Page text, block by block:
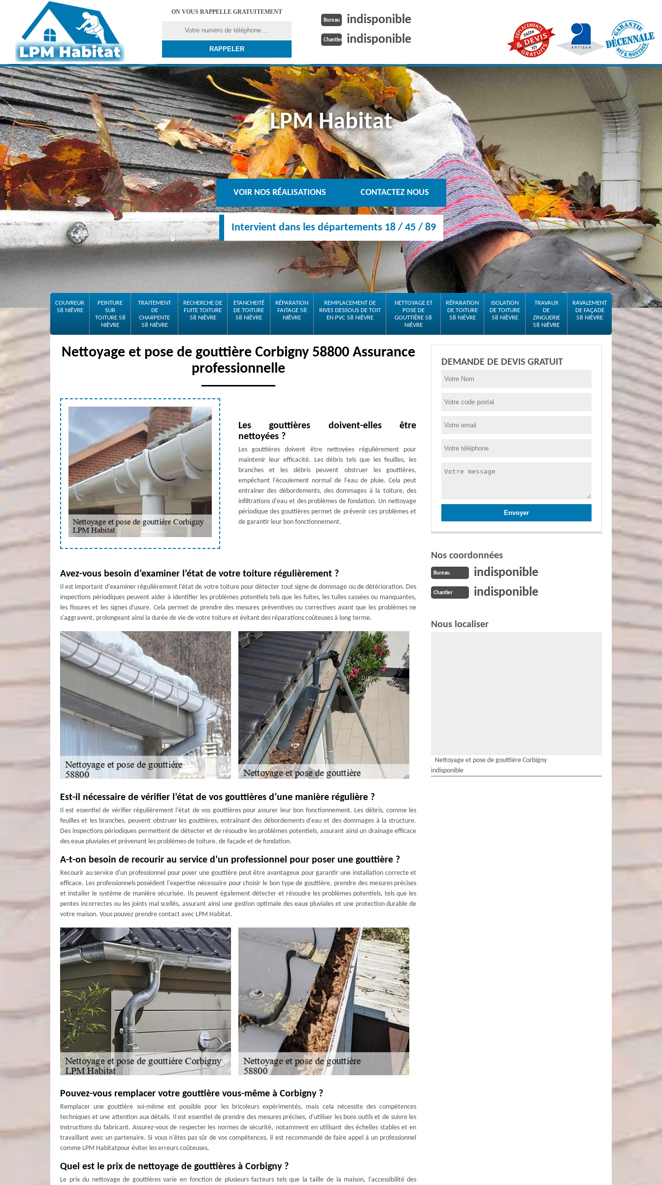
ON VOUS RAPPELLE GRATUITEMENT
Bureau indisponible
Chantier indisponible
LPM Habitat
VOIR NOS RÉALISATIONS CONTACTEZ NOUS
Intervient dans les départements 18 / 45 / 89
COUVREUR
58 NIÈVRE
PEINTURE
SUR
TOITURE 58
NIÈVRE
TRAITEMENT
DE
CHARPENTE
58 NIÈVRE
RECHERCHE DE
FUITE TOITURE
58 NIÈVRE
ETANCHEITÉ
DE TOITURE
58 NIÈVRE
RÉPARATION
FAITAGE 58
NIÈVRE
REMPLACEMENT DE
RIVES DESSOUS DE TOIT
EN PVC 58 NIÈVRE
NETTOYAGE ET
POSE DE
GOUTTIÈRE 58
NIÈVRE
RÉPARATION
DE TOITURE
58 NIÈVRE
ISOLATION
DE TOITURE
58 NIÈVRE
TRAVAUX
DE
ZINGUERIE
58 NIÈVRE
RAVALEMENT
DE FAÇADE
58 NIÈVRE
Nettoyage et pose de gouttière Corbigny 58800 Assurance
professionnelle
Les gouttières doivent-elles être
nettoyées ?
Les gouttières doivent être nettoyées régulièrement pour
maintenir leur efficacité. Les débris tels que les feuilles, les
branches et les débris peuvent obstruer les gouttières,
empêchant l'écoulement normal de l'eau de pluie. Cela peut
entraîner des débordements, des dommages à la toiture, des
infiltrations d'eau et des problèmes de fondation. Un nettoyage
périodique des gouttières permet de prévenir ces problèmes et
de garantir leur bon fonctionnement.
Avez-vous besoin d’examiner l’état de votre toiture régulièrement ?
Il est important d'examiner régulièrement l'état de votre toiture pour détecter tout signe de dommage ou de détérioration. Des
inspections périodiques peuvent aider à identifier les problèmes potentiels tels que les fuites, les tuiles cassées ou manquantes,
les fissures et les signes d'usure. Cela permet de prendre des mesures préventives ou correctives avant que les problèmes ne
s'aggravent, prolongeant ainsi la durée de vie de votre toiture et évitant des réparations coûteuses à long terme.
Est-il nécessaire de vérifier l’état de vos gouttières d’une manière régulière ?
Il est essentiel de vérifier régulièrement l'état de vos gouttières pour assurer leur bon fonctionnement. Les débris, comme les
feuilles et les branches, peuvent obstruer les gouttières, entraînant des débordements d'eau et des dommages à la structure.
Des inspections périodiques permettent de détecter et de résoudre les problèmes potentiels, assurant ainsi un drainage efficace
des eaux pluviales et prévenant les problèmes de toiture, de façade et de fondation.
A-t-on besoin de recourir au service d’un professionnel pour poser une gouttière ?
Recourir au service d'un professionnel pour poser une gouttière peut être avantageux pour garantir une installation correcte et
efficace. Les professionnels possèdent l'expertise nécessaire pour choisir le bon type de gouttière, prendre des mesures précises
et installer le système de manière sécurisée. Ils peuvent également détecter et résoudre les problèmes potentiels, tels que les
pentes incorrectes ou les joints mal scellés, assurant ainsi une gestion optimale des eaux pluviales et une protection durable de
votre maison. Vous pouvez prendre contact avec LPM Habitat.
Pouvez-vous remplacer votre gouttière vous-même à Corbigny ?
Remplacer une gouttière soi-même est possible pour les bricoleurs expérimentés, mais cela nécessite des compétences
techniques et une attention aux détails. Il est essentiel de prendre des mesures précises, d'utiliser les bons outils et de suivre les
instructions du fabricant. Assurez-vous de respecter les normes de sécurité, notamment en utilisant des échelles stables et en
travaillant avec un partenaire. Si vous n'êtes pas sûr de vos compétences, il est recommandé de faire appel à un professionnel
comme LPM Habitatpour éviter les erreurs coûteuses.
Quel est le prix de nettoyage de gouttières à Corbigny ?
Le prix du nettoyage de gouttières varie en fonction de plusieurs facteurs tels que la taille de la maison, l'accessibilité des
DEMANDE DE DEVIS GRATUIT
Nos coordonnées
Bureau indisponible
Chantier indisponible
Nous localiser
Nettoyage et pose de gouttière Corbigny
indisponible